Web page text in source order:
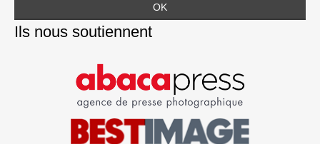
Ils nous soutiennent